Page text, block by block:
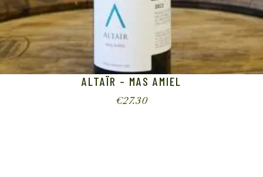
ALTAÏR – MAS AMIEL
€27.30